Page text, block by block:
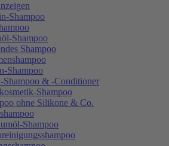
Shampoo
Shampoo
Shampoo
Shampoo
Shampoo & -Conditioner
Shampoo
ohne Silikone & Co.
Shampoo